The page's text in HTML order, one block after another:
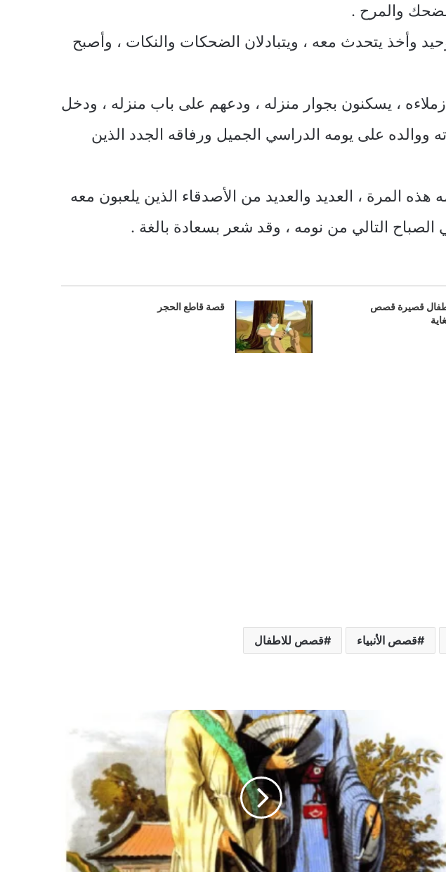
والمرح .
وأخذ يتحدث معه ، ويتبادلان الضحكات والنكات ، وأصبح
، يسكنون بجوار منزله ، ودعهم على باب منزله ، ودخل
ووالده على يومه الدراسي الجميل ورفاقه الجدد الذين
المرة ، العديد والعديد من الأصدقاء الذين يلعبون معه
التالي من نومه ، وقد شعر بسعادة بالغة .
قصيرة قصص
قصة قاطع الحجر
قصص الأنبياء قصص للاطفال